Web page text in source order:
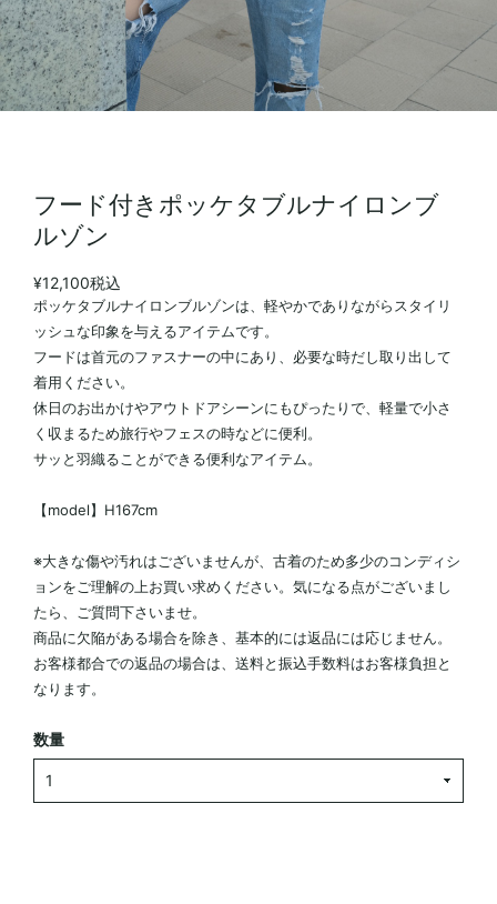
フード付きポッケタブルナイロンブ
ルゾン
¥12,100税込
ポッケタブルナイロンブルゾンは、軽やかでありながらスタイリ
ッシュな印象を与えるアイテムです。
フードは首元のファスナーの中にあり、必要な時だし取り出して
着用ください。
休日のお出かけやアウトドアシーンにもぴったりで、軽量で小さ
く収まるため旅行やフェスの時などに便利。
サッと羽織ることができる便利なアイテム。
【model】H167cm
※大きな傷や汚れはございませんが、古着のため多少のコンディシ
ョンをご理解の上お買い求めください。気になる点がございまし
たら、ご質問下さいませ。
商品に欠陥がある場合を除き、基本的には返品には応じません。
お客様都合での返品の場合は、送料と振込手数料はお客様負担と
なります。
数量